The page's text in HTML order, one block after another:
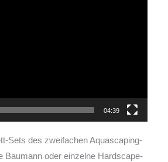
04:39
Sets des zweifachen Aquascaping-
Baumann oder einzelne Hardscape-